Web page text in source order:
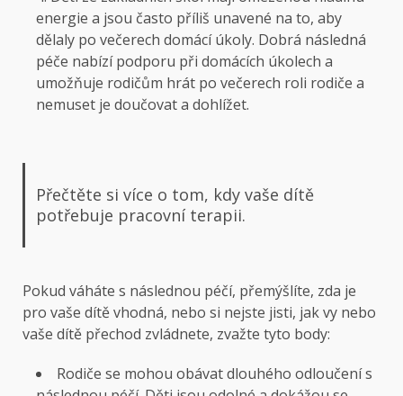
energie a jsou často příliš unavené na to, aby
dělaly po večerech domácí úkoly. Dobrá následná
péče nabízí podporu při domácích úkolech a
umožňuje rodičům hrát po večerech roli rodiče a
nemuset je doučovat a dohlížet.
Přečtěte si více o tom, kdy vaše dítě
potřebuje pracovní terapii.
Pokud váháte s následnou péčí, přemýšlíte, zda je
pro vaše dítě vhodná, nebo si nejste jisti, jak vy nebo
vaše dítě přechod zvládnete, zvažte tyto body:
Rodiče se mohou obávat dlouhého odloučení s